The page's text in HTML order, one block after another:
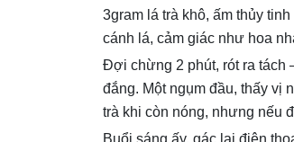
3gram lá trà khô, ấm thủy
cánh lá, cảm giác như hoa
Đợi chừng 2 phút, rót ra tách
đắng. Một ngụm đầu, thấy vị
trà khi còn nóng, nhưng nếu
Buổi sáng ấy, gác lại điện